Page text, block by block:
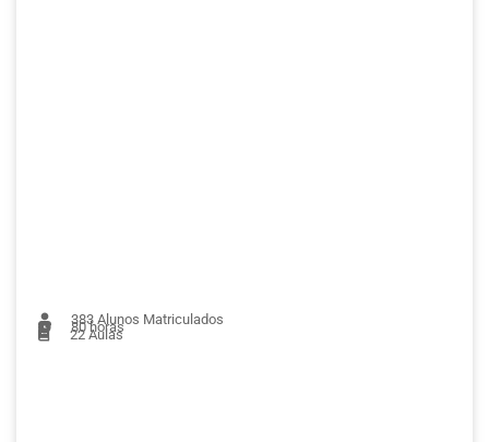
383 Alunos Matriculados
80 horas
22Aulas